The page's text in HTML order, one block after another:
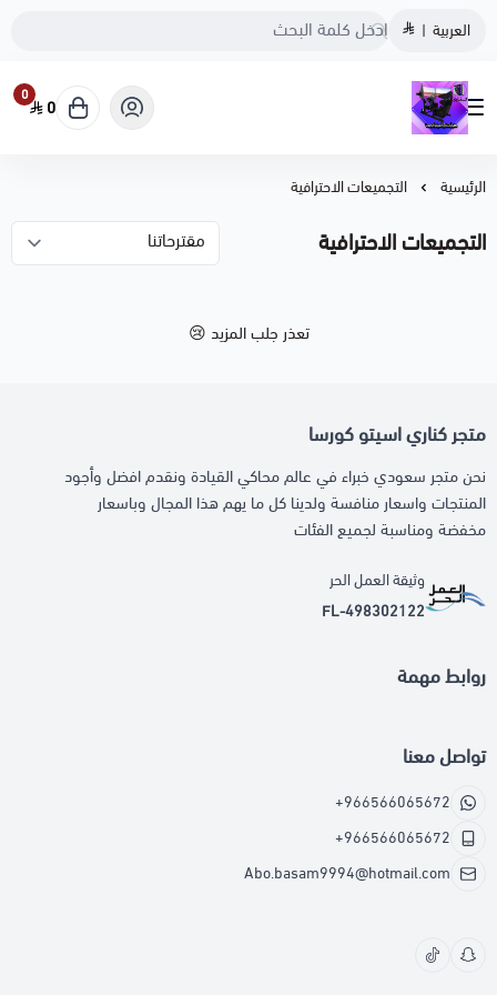
العربية |
متجر كناري اسيتو كورسا
0
0
الرئيسية التجميعات الاحترافية
التجميعات الاحترافية
تعذر جلب المزيد 😢
متجر كناري اسيتو كورسا
نحن متجر سعودي خبراء في عالم محاكي القيادة ونقدم افضل وأجود
المنتجات واسعار منافسة ولدينا كل ما يهم هذا المجال وباسعار
مخفضة ومناسبة لجميع الفئات
وثيقة العمل الحر
FL-498302122
روابط مهمة
تواصل معنا
+966566065672
+966566065672
Abo.basam9994@hotmail.com